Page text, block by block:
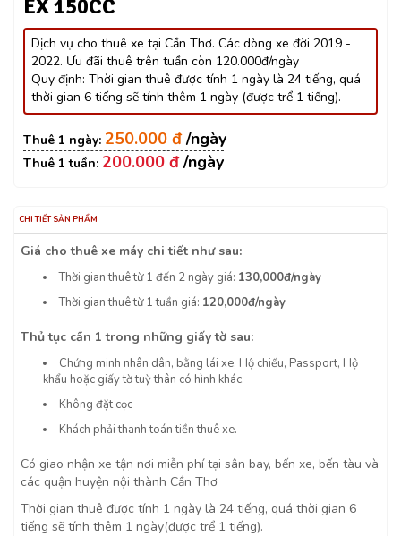
EX 150CC
Dịch vụ cho thuê xe tại Cần Thơ. Các dòng xe đời 2019 -
2022. Ưu đãi thuê trên tuần còn 120.000đ/ngày
Quy định: Thời gian thuê được tính 1 ngày là 24 tiếng, quá
thời gian 6 tiếng sẽ tính thêm 1 ngày (được trể 1 tiếng).
250.000 đ
200.000 đ
CHI TIẾT SẢN PHẨM
Giá cho thuê xe máy chi tiết như sau:
Thời gian thuê từ 1 đến 2 ngày giá: 130,000đ/ngày
Thời gian thuê từ 1 tuần giá: 120,000đ/ngày
Thủ tục cần 1 trong những giấy tờ sau:
Chứng minh nhân dân, bằng lái xe, Hộ chiếu, Passport, Hộ
khẩu hoặc giấy tờ tuỳ thân có hình khác.
Không đặt cọc
Khách phải thanh toán tiền thuê xe.
Có giao nhận xe tận nơi miễn phí tại sân bay, bến xe, bến tàu và
các quận huyện nội thành Cần Thơ
Thời gian thuê được tính 1 ngày là 24 tiếng, quá thời gian 6
tiếng sẽ tính thêm 1 ngày(được trể 1 tiếng).